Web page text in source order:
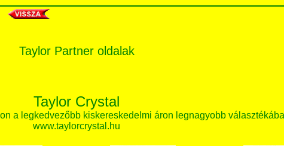
Taylor Partner oldalak
Taylor Crystal
a legkedvezőbb kiskereskedelmi áron legnagyobb
www.taylorcrystal.hu